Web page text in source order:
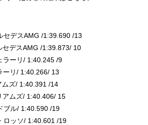
セデスAMG /1:39.690 /13
セデスAMG /1:39.873/ 10
ラーリ/ 1:40.245 /9
ーリ/ 1:40.266/ 13
ムズ/ 1:40.391 /14
アムズ/ 1:40.406/ 15
ブル/ 1:40.590 /19
ロッソ/ 1:40.601 /19